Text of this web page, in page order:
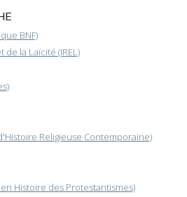
BNF)
la Laïcité (IREL)
Religieuse Contemporaine)
Histoire des Protestantismes)